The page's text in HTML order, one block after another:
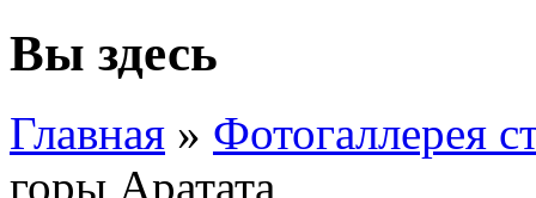
Вы здесь
Главная » Фотогаллерея
горы Аратата